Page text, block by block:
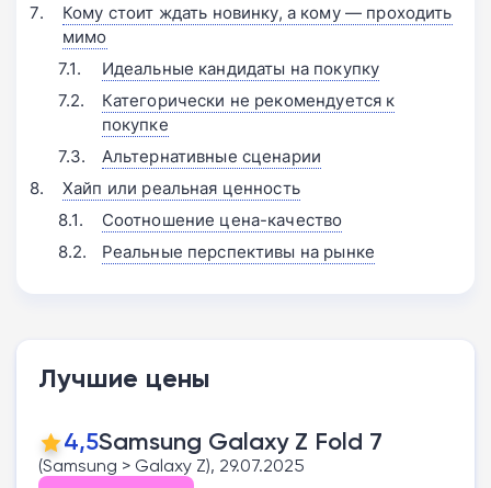
Кому стоит ждать новинку, а кому — проходить
мимо
Идеальные кандидаты на покупку
Категорически не рекомендуется к
покупке
Альтернативные сценарии
Хайп или реальная ценность
Соотношение цена-качество
Реальные перспективы на рынке
Лучшие цены
4,5Samsung Galaxy Z Fold 7
(Samsung > Galaxy Z), 29.07.2025